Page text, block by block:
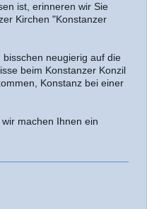
ist, erinneren wir Sie
Kirchen "Konstanzer
neugierig auf die
beim Konstanzer Konzil
Konstanz bei einer
machen Ihnen ein